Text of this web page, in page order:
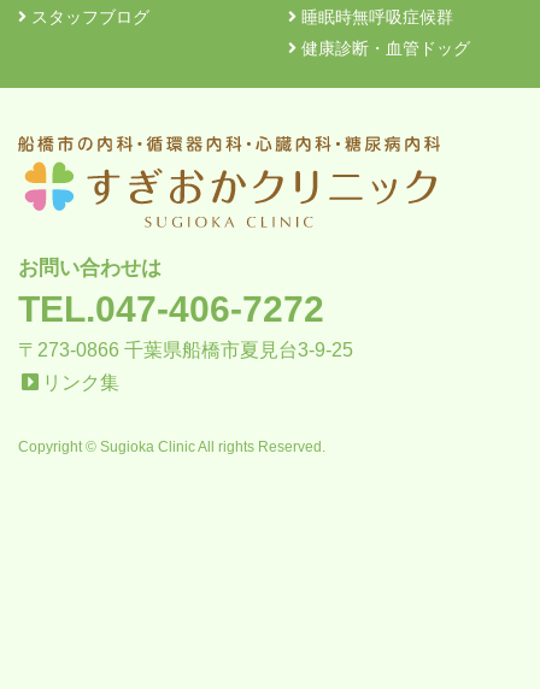
スタッフブログ
睡眠時無呼吸症候群
健康診断・血管ドッグ
お問い合わせは
TEL.047-406-7272
〒273-0866 千葉県船橋市夏見台3-9-25
リンク集
Copyright © Sugioka Clinic All rights Reserved.